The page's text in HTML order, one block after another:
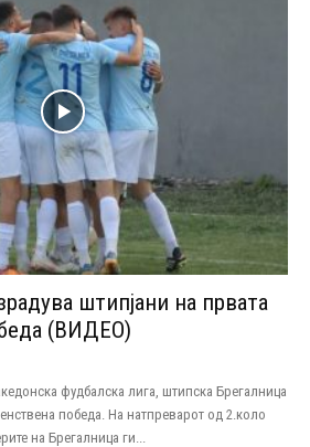
штипјани на првата
(ВИДЕО)
фудбалска лига, штипска Брегалница
победа. На натпреварот од 2.коло
на Брегалница ги...